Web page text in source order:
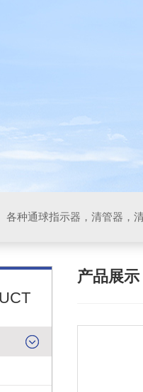
各种通球指示器，清管器，
产品展示